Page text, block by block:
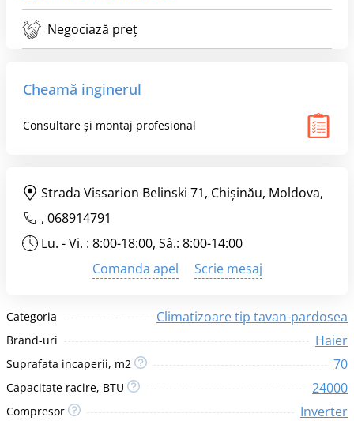
Categoria Climatizoare tip tavan-pardosea
Brand-uri Haier
Suprafata incaperii, m2 70
Capacitate racire, BTU 24000
Compresor Inverter
Negociază preț
Cheamă inginerul
Consultare și montaj profesional
Strada Vissarion Belinski 71, Chişinău, Moldova,
, 068914791
Lu. - Vi. : 8:00-18:00, Sâ.: 8:00-14:00
Comanda apel
Scrie mesaj